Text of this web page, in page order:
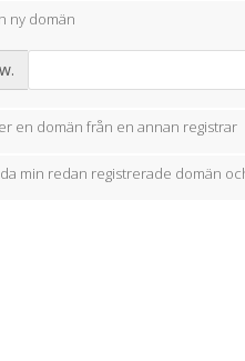
ny domän
en domän från en annan registrar
min redan registrerade domän